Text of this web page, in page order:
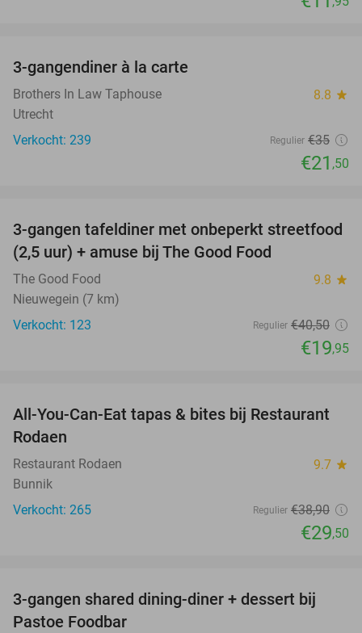
3-gangendiner à la carte
Brothers In Law Taphouse 8.8 star
Utrecht
Verkocht: 239
Regulier €35
€21 ,50
51%
3-gangen tafeldiner met onbeperkt streetfood
(2,5 uur) + amuse bij The Good Food
The Good Food 9.8 star
Nieuwegein (7 km)
Verkocht: 123
Regulier €40,50
€19,95
24%
All-You-Can-Eat tapas & bites bij Restaurant
Rodaen
Restaurant Rodaen 9.7 star
Bunnik
Verkocht: 265
Regulier €38,90
€29,50
37%
3-gangen shared dining-diner + dessert bij
Pastoe Foodbar